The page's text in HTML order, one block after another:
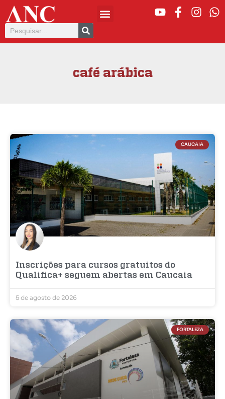
café arábica
CAUCAIA
Inscrições para cursos gratuitos do
Qualifica+ seguem abertas em Caucaia
5 de agosto de 2026
FORTALEZA